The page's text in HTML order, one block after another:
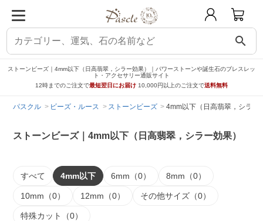
search
ストーンビーズ｜4mm以下（日高翡翠，シラー効果）｜パワーストーンや誕生石のブレスレッ
ト・アクセサリー通販サイト
12時までのご注文で最短翌日にお届け 10,000円以上のご注文で送料無料
パスクル ビーズ・ルース ストーンビーズ 4mm以下（日高翡翠，シラー
ストーンビーズ｜4mm以下（日高翡翠，シラー効果）
すべて 4mm以下 6mm（0） 8mm（0）
10mm（0） 12mm（0） その他サイズ（0）
特殊カット（0）